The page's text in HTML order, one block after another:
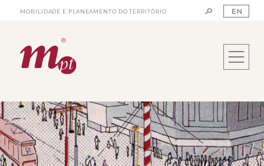
MOBILIDADE E PLANEAMENTO DO TERRITÓRIO